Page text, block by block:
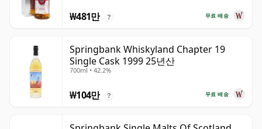
무료 배송
₩481만 ?
Springbank Whiskyland Chapter 19
Single Cask 1999 25년산
700ml • 42.2%
무료 배송
₩104만 ?